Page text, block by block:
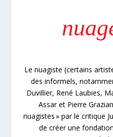
Le nuagiste (certains
des informels,
Duvillier, René Laubies,
Assar et Pierre
nuagistes » par le critique
de créer une